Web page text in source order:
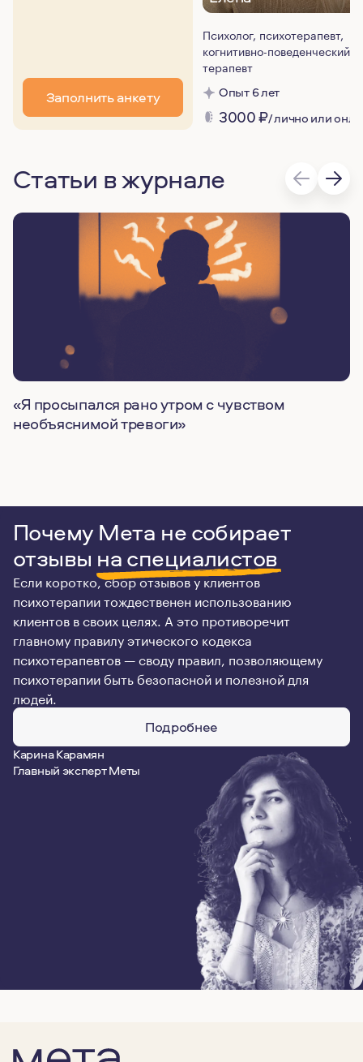
Заполнить анкету
Психолог, психотерапевт,
когнитивно-поведенческий
терапевт
Опыт 6 лет
3000₽/ лично или
Статьи в журнале
«Я просыпался рано утром с чувством
необъяснимой тревоги»
Почему Мета не собирает
отзывы на специалистов
Если коротко, сбор отзывов у клиентов
психотерапии тождественен использованию
клиентов в своих целях. А это противоречит
главному правилу этического кодекса
психотерапевтов — своду правил, позволяющему
психотерапии быть безопасной и полезной для
людей.
Подробнее
Карина Карамян
Главный эксперт Меты